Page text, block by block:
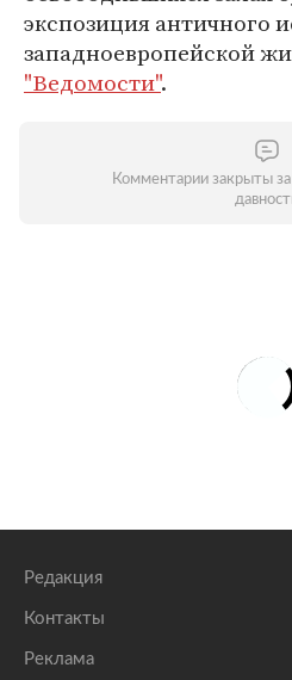
экспозиция античного
западноевропейской
"Ведомости".
Комментарии закрыты
Редакция
Контакты
Реклама